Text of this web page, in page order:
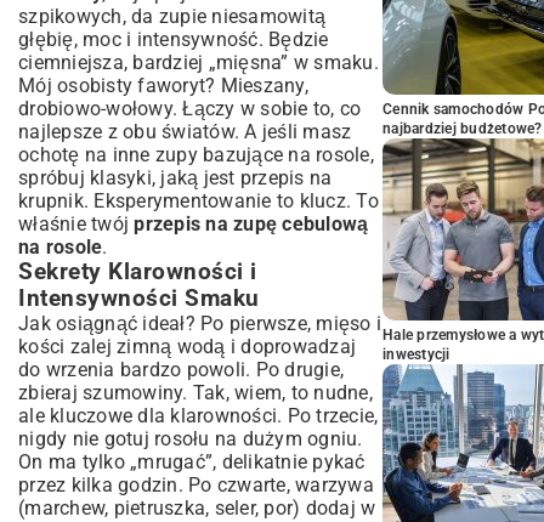
szpikowych, da zupie niesamowitą
głębię, moc i intensywność. Będzie
ciemniejsza, bardziej „mięsna” w smaku.
Mój osobisty faworyt? Mieszany,
drobiowo-wołowy. Łączy w sobie to, co
najlepsze z obu światów. A jeśli masz
ochotę na inne zupy bazujące na rosole,
spróbuj klasyki, jaką jest przepis na
krupnik. Eksperymentowanie to klucz. To
właśnie twójprzepis na zupę cebulową
na rosole.
Sekrety Klarowności i
Intensywności Smaku
Jak osiągnąć ideał? Po pierwsze, mięso i
kości zalej zimną wodą i doprowadzaj
do wrzenia bardzo powoli. Po drugie,
zbieraj szumowiny. Tak, wiem, to nudne,
ale kluczowe dla klarowności. Po trzecie,
nigdy nie gotuj rosołu na dużym ogniu.
On ma tylko „mrugać”, delikatnie pykać
przez kilka godzin. Po czwarte, warzywa
(marchew, pietruszka, seler, por) dodaj w
Cennik samochodów
najbardziej budżetowe?
Hale przemysłowe a
inwestycji